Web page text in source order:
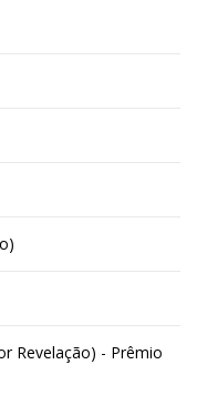
Revelação) - Prêmio